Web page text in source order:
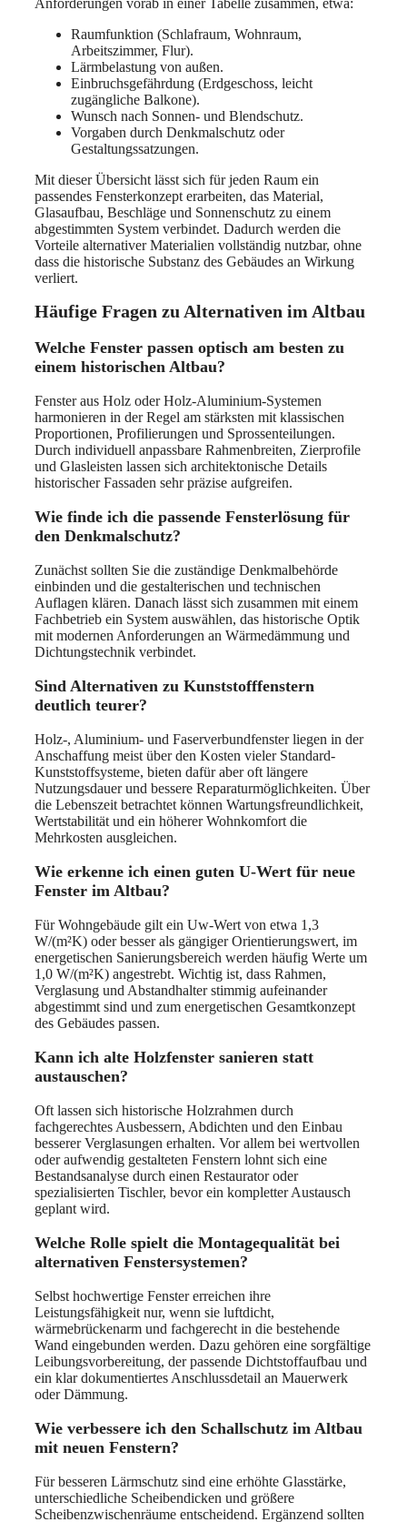
Raumfunktion (Schlafraum, Wohnraum,
Arbeitszimmer, Flur).
Lärmbelastung von außen.
Einbruchsgefährdung (Erdgeschoss, leicht
zugängliche Balkone).
Wunsch nach Sonnen- und Blendschutz.
Vorgaben durch Denkmalschutz oder
Gestaltungssatzungen.
Mit dieser Übersicht lässt sich für jeden Raum ein
passendes Fensterkonzept erarbeiten, das Material,
Glasaufbau, Beschläge und Sonnenschutz zu einem
abgestimmten System verbindet. Dadurch werden die
Vorteile alternativer Materialien vollständig nutzbar, ohne
dass die historische Substanz des Gebäudes an Wirkung
verliert.
Häufige Fragen zu Alternativen im Altbau
Welche Fenster passen optisch am besten zu
einem historischen Altbau?
Fenster aus Holz oder Holz-Aluminium-Systemen
harmonieren in der Regel am stärksten mit klassischen
Proportionen, Profilierungen und Sprossenteilungen.
Durch individuell anpassbare Rahmenbreiten, Zierprofile
und Glasleisten lassen sich architektonische Details
historischer Fassaden sehr präzise aufgreifen.
Wie finde ich die passende Fensterlösung für
den Denkmalschutz?
Zunächst sollten Sie die zuständige Denkmalbehörde
einbinden und die gestalterischen und technischen
Auflagen klären. Danach lässt sich zusammen mit einem
Fachbetrieb ein System auswählen, das historische Optik
mit modernen Anforderungen an Wärmedämmung und
Dichtungstechnik verbindet.
Sind Alternativen zu Kunststofffenstern
deutlich teurer?
Holz-, Aluminium- und Faserverbundfenster liegen in der
Anschaffung meist über den Kosten vieler Standard-
Kunststoffsysteme, bieten dafür aber oft längere
Nutzungsdauer und bessere Reparaturmöglichkeiten. Über
die Lebenszeit betrachtet können Wartungsfreundlichkeit,
Wertstabilität und ein höherer Wohnkomfort die
Mehrkosten ausgleichen.
Wie erkenne ich einen guten U-Wert für neue
Fenster im Altbau?
Für Wohngebäude gilt ein Uw-Wert von etwa 1,3
W/(m²K) oder besser als gängiger Orientierungswert, im
energetischen Sanierungsbereich werden häufig Werte um
1,0 W/(m²K) angestrebt. Wichtig ist, dass Rahmen,
Verglasung und Abstandhalter stimmig aufeinander
abgestimmt sind und zum energetischen Gesamtkonzept
des Gebäudes passen.
Kann ich alte Holzfenster sanieren statt
austauschen?
Oft lassen sich historische Holzrahmen durch
fachgerechtes Ausbessern, Abdichten und den Einbau
besserer Verglasungen erhalten. Vor allem bei wertvollen
oder aufwendig gestalteten Fenstern lohnt sich eine
Bestandsanalyse durch einen Restaurator oder
spezialisierten Tischler, bevor ein kompletter Austausch
geplant wird.
Welche Rolle spielt die Montagequalität bei
alternativen Fenstersystemen?
Selbst hochwertige Fenster erreichen ihre
Leistungsfähigkeit nur, wenn sie luftdicht,
wärmebrückenarm und fachgerecht in die bestehende
Wand eingebunden werden. Dazu gehören eine sorgfältige
Leibungsvorbereitung, der passende Dichtstoffaufbau und
ein klar dokumentiertes Anschlussdetail an Mauerwerk
oder Dämmung.
Wie verbessere ich den Schallschutz im Altbau
mit neuen Fenstern?
Für besseren Lärmschutz sind eine erhöhte Glasstärke,
unterschiedliche Scheibendicken und größere
Scheibenzwischenräume entscheidend. Ergänzend sollten